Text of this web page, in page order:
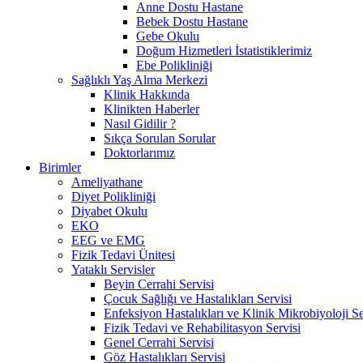
Anne Dostu Hastane
Bebek Dostu Hastane
Gebe Okulu
Doğum Hizmetleri İstatistiklerimiz
Ebe Polikliniği
Sağlıklı Yaş Alma Merkezi
Klinik Hakkında
Klinikten Haberler
Nasıl Gidilir ?
Sıkça Sorulan Sorular
Doktorlarımız
Birimler
Ameliyathane
Diyet Polikliniği
Diyabet Okulu
EKO
EEG ve EMG
Fizik Tedavi Ünitesi
Yataklı Servisler
Beyin Cerrahi Servisi
Çocuk Sağlığı ve Hastalıkları Servisi
Enfeksiyon Hastalıkları ve Klinik Mikrobiyoloji
Fizik Tedavi ve Rehabilitasyon Servisi
Genel Cerrahi Servisi
Göz Hastalıkları Servisi